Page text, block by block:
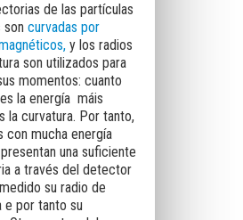
de las partículas
son curvadas por
y los radios
son utilizados para
momentos: cuanto
la energía máis
la curvatura. Por tanto,
con mucha energía
una suficiente
a través del detector
su radio de
e por tanto su